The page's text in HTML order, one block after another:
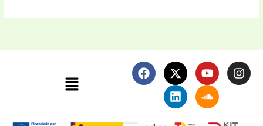
Menú
F
a
c
X
-
t
w
i
Y
o
u
t
u
I
n
s
L
i
n
k
e
S
o
u
n
d